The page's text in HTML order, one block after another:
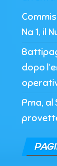
Na 1, il
dopo
Pma,